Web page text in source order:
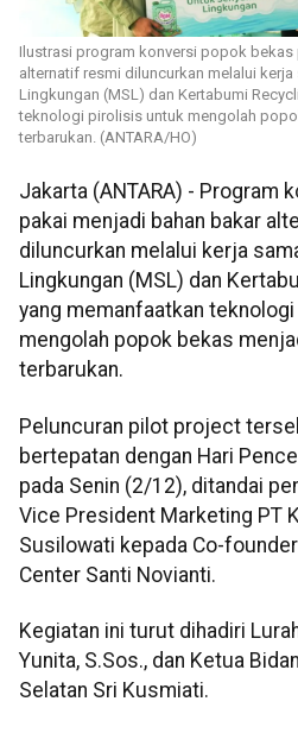
Ilustrasi program konversi popok
alternatif resmi diluncurkan melalui kerja
Lingkungan (MSL) dan Kertabumi
teknologi pirolisis untuk mengolah
terbarukan. (ANTARA/HO)
Jakarta (ANTARA) - Program
pakai menjadi bahan bakar
diluncurkan melalui kerja
Lingkungan (MSL) dan
yang memanfaatkan
mengolah popok bekas
terbarukan.
Peluncuran pilot project
bertepatan dengan Hari
pada Senin (2/12), ditandai
Vice President Marketing PT
Susilowati kepada Co-
Center Santi Novianti.
Kegiatan ini turut dihadiri
Yunita, S.Sos., dan Ketua
Selatan Sri Kusmiati.